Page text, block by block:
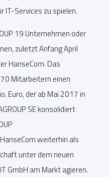
IT-Services zu spielen.
19 Unternehmen oder
zuletzt Anfang April
HanseCom. Das
Mitarbeitern einen
Euro, der ab Mai 2017 in
SE konsolidiert
weiterhin als
unter dem neuen
GmbH am Markt agieren.